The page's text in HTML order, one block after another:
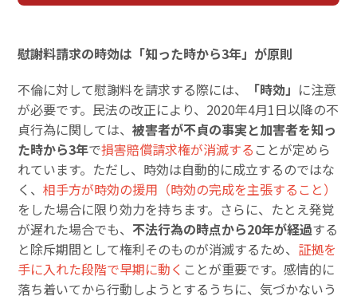
慰謝料請求の時効は「知った時から3年」が原則
不倫に対して慰謝料を請求する際には、
「時効」 に注意
が必要です。民法の改正により、2020年4月1日以降の不
貞行為に関しては、被害者が不貞の事実と加害者を知っ
た時から3年で損害賠償請求権が消滅する ことが定めら
れています。ただし、時効は自動的に成立するのではな
く、相手方が時効の援用（時効の完成を主張すること）
をした場合に限り効力を持ちます。さらに、たとえ発覚
が遅れた場合でも、不法行為の時点から20年が経過する
と除斥期間として権利そのものが消滅するため、 証拠を
手に入れた段階で早期に動く ことが重要です。感情的に
落ち着いてから行動しようとするうちに、気づかないう